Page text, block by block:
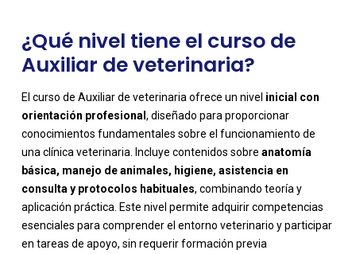
¿Qué nivel tiene el curso de
Auxiliar de veterinaria?
El curso de Auxiliar de veterinaria ofrece un nivel inicial con
orientación profesional , diseñado para proporcionar
conocimientos fundamentales sobre el funcionamiento de
una clínica veterinaria. Incluye contenidos sobre anatomía
básica, manejo de animales, higiene, asistencia en
consulta y protocolos habituales, combinando teoría y
aplicación práctica. Este nivel permite adquirir competencias
esenciales para comprender el entorno veterinario y participar
en tareas de apoyo, sin requerir formación previa
-